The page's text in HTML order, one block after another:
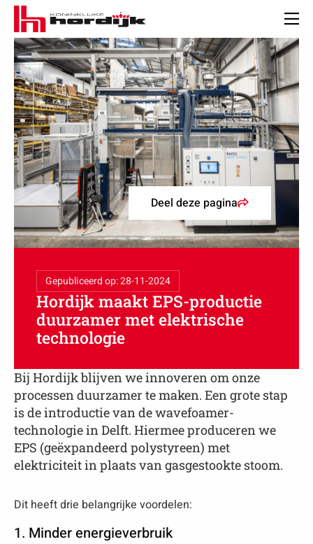
Koninklijke
Hordijk
Hordijk maakt EPS-productie
duurzamer met elektrische
technologie
Gepubliceerd op: 28-11-2024
Deel deze pagina
Bij Hordijk blijven we innoveren om onze
processen duurzamer te maken. Een grote stap
is de introductie van de wavefoamer-
technologie in Delft. Hiermee produceren we
EPS (geëxpandeerd polystyreen) met
elektriciteit in plaats van gasgestookte stoom.
Dit heeft drie belangrijke voordelen:
1. Minder energieverbruik